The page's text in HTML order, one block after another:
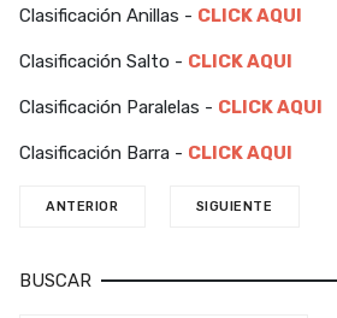
Clasificación Anillas - CLICK AQUI
Clasificación Salto - CLICK AQUI
Clasificación Paralelas - CLICK AQUI
Clasificación Barra - CLICK AQUI
ANTERIOR SIGUIENTE
BUSCAR